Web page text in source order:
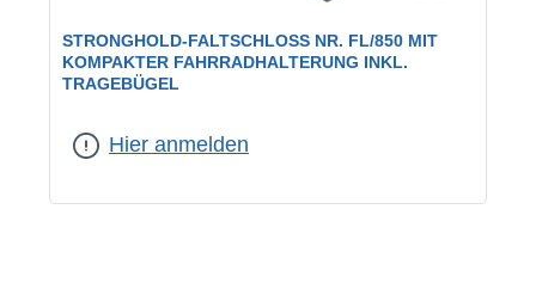
STRONGHOLD-FALTSCHLOSS NR. FL/850 MIT
KOMPAKTER FAHRRADHALTERUNG INKL.
TRAGEBÜGEL
Hier anmelden